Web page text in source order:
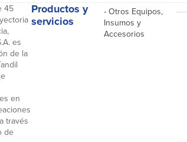
45
es
de la
en
través
de
Productos y
servicios
- Otros Equipos,
Insumos y
Accesorios